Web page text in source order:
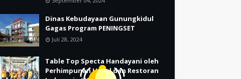
Dinas Kebudayaan Gunungkidul
Gagas Program PENINGSET
Juli 28, 2024
Table Top Specta Handayani oleh
Perhimpunan Hotel dan Restoran